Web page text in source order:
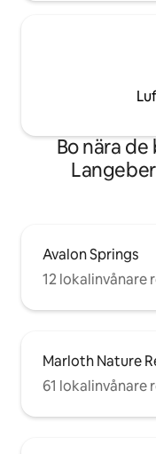
Bo nära
Avalon Springs
12 lokalinvånare
Marloth Nature
61 lokalinvånare